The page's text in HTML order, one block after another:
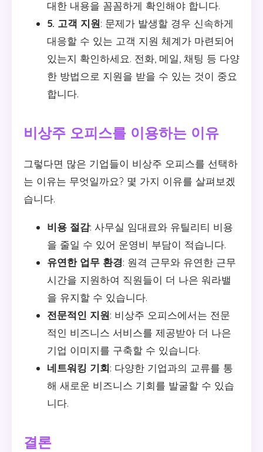
대한 내용을 꼼꼼하게 확인해야 합니다.
5. 고객 지원: 문제가 발생할 경우 신속하게
대응할 수 있는 고객 지원 체계가 마련되어
있는지 확인하세요. 전화, 메일, 채팅 등 다양
한 방법으로 지원을 받을 수 있는 것이 중요
합니다.
비상주 오피스를 이용하는 이유
그렇다면 많은 기업들이 비상주 오피스를 선택하
는 이유는 무엇일까요? 몇 가지 이유를 살펴보겠
습니다.
비용 절감: 사무실 임대료와 유틸리티 비용
을 줄일 수 있어 운영비 부담이 적습니다.
유연한 업무 환경: 원격 근무와 유연한 근무
시간을 지원하여 직원들이 더 나은 워라밸
을 유지할 수 있습니다.
전문적인 지원: 비상주 오피스에서는 전문
적인 비즈니스 서비스를 제공받아 더 나은
기업 이미지를 구축할 수 있습니다.
네트워킹 기회: 다양한 기업과의 교류를 통
해 새로운 비즈니스 기회를 발굴할 수 있습
니다.
결론